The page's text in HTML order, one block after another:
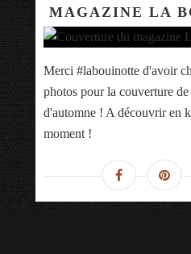
MAGAZINE LA
Merci #labouinotte d'avoir
photos pour la couverture
d'automne ! A découvrir en
moment !